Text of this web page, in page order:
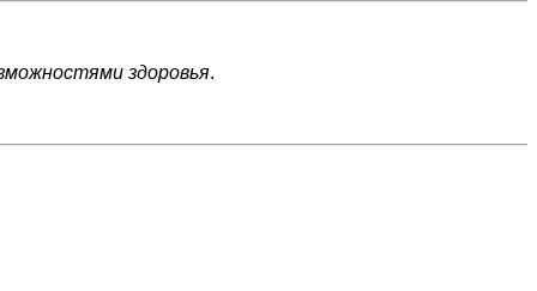
здоровья.